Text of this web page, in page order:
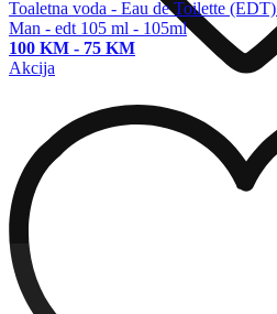
Toaletna voda - Eau de Toilette (EDT)
Man - edt 105 ml - 105ml
100 KM - 75 KM
Akcija